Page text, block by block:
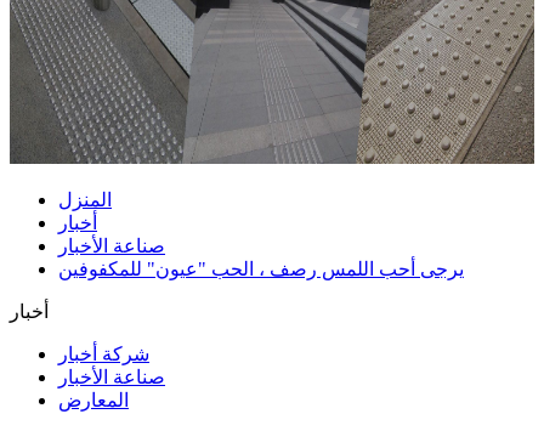
المنزل
أخبار
صناعة الأخبار
يرجى أحب اللمس رصف ، الحب "عيون" للمكفوفين
أخبار
شركة أخبار
صناعة الأخبار
المعارض